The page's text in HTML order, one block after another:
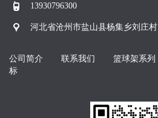
13930796300
河北省沧州市盐山县杨集乡刘庄村
公司简介 联系我们 篮球架系列
标